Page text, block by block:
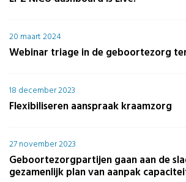
20 maart 2024
Webinar triage in de geboortezorg
18 december 2023
Flexibiliseren aanspraak kraamzorg
27 november 2023
Geboortezorgpartijen gaan aan de
gezamenlijk plan van aanpak